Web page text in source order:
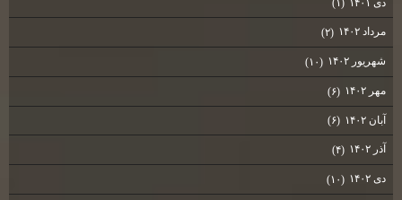
(۱)
مرداد ۱۴۰۲ (۲)
شهریور ۱۴۰۲ (۱۰)
مهر ۱۴۰۲ (۶)
آبان ۱۴۰۲ (۶)
آذر ۱۴۰۲ (۴)
دی ۱۴۰۲ (۱۰)